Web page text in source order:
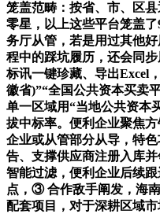
笼盖范畴：按省、市、区
零星，以上这些平台笼盖
务厅从管，若是用过其他
程中的踩坑履历，还会同
标讯一键珍藏、导出Excel
徽省)”“全国公共资本买卖
单一区域用“当地公共资本
拔中标率。便利企业聚焦
企业或从管部分从导，特
告、支撑供应商注册入库
智能过滤，便利企业后续
点，③ 合作敌手阐发，海
配套项目，对于深耕区域